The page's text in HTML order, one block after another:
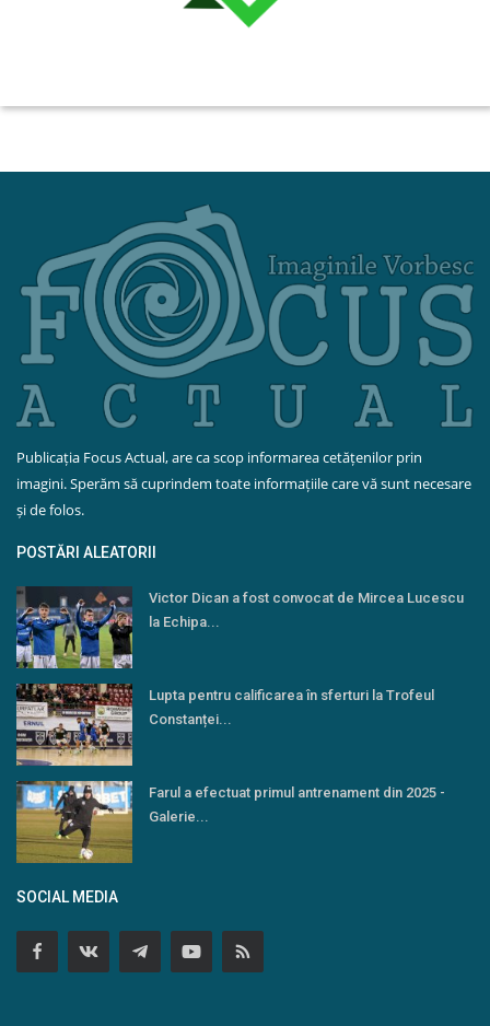
Publicația Focus Actual, are ca scop informarea cetățenilor prin
imagini. Sperăm să cuprindem toate informațiile care vă sunt necesare
și de folos.
POSTĂRI ALEATORII
Victor Dican a fost convocat de Mircea Lucescu
la Echipa...
Lupta pentru calificarea în sferturi la Trofeul
Constanței...
Farul a efectuat primul antrenament din 2025 -
Galerie...
SOCIAL MEDIA